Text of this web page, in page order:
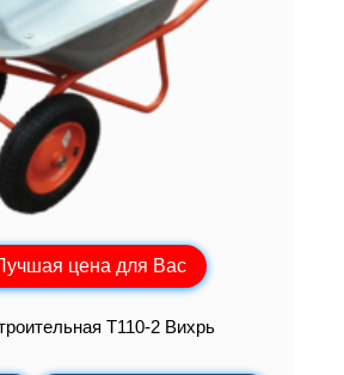
цена для Вас
Т110-2 Вихрь